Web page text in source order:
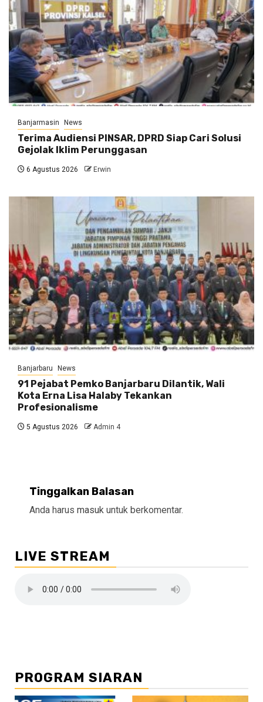
Banjarmasin News
Terima Audiensi PINSAR, DPRD Siap Cari Solusi
Gejolak Iklim Perunggasan
6 Agustus 2026 Erwin
Banjarbaru News
91 Pejabat Pemko Banjarbaru Dilantik, Wali
Kota Erna Lisa Halaby Tekankan
Profesionalisme
5 Agustus 2026 Admin 4
Tinggalkan Balasan
Anda harus masuk untuk berkomentar.
LIVE STREAM
PROGRAM SIARAN